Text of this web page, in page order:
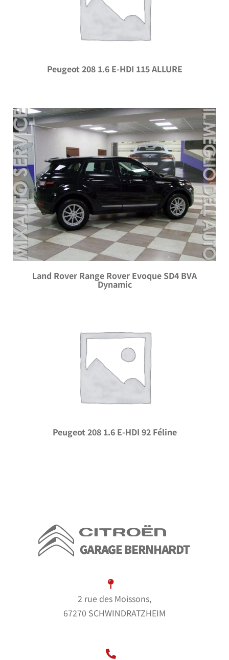
Peugeot 208 1.6 E-HDI 115 ALLURE
Land Rover Range Rover Evoque SD4 BVA
Dynamic
Peugeot 208 1.6 E-HDI 92 Féline
2 rue des Moissons,
67270 SCHWINDRATZHEIM